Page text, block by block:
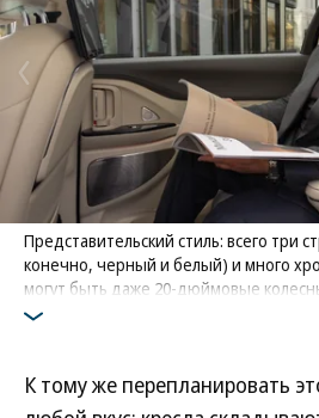
Представительский стиль: всего три
конечно, черный и белый) и много
могут быть даже 20-‍дюймовые
и внутри Dream — настоящая визитная
К тому же перепланировать